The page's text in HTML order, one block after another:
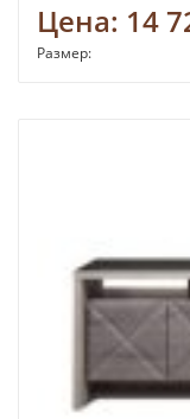
Цена: 14
Размер: